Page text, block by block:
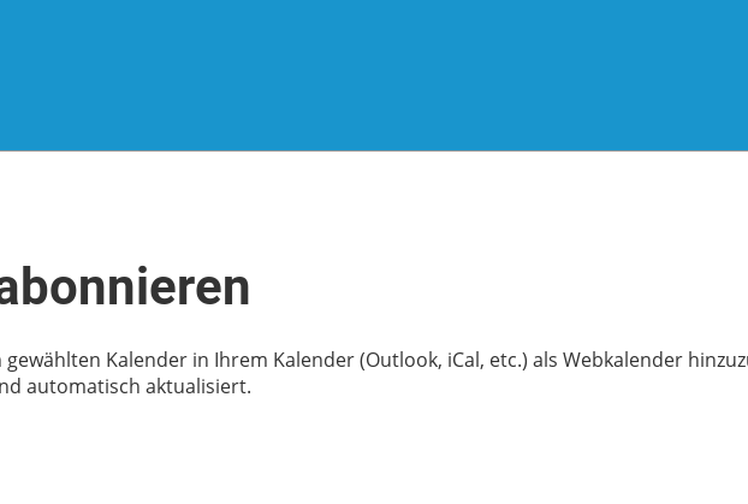
Kalender in Ihrem Kalender (Outlook, iCal, etc.) als Webkalender
automatisch aktualisiert.